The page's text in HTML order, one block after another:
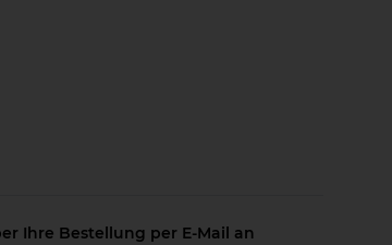
Ihre Bestellung per E-Mail an